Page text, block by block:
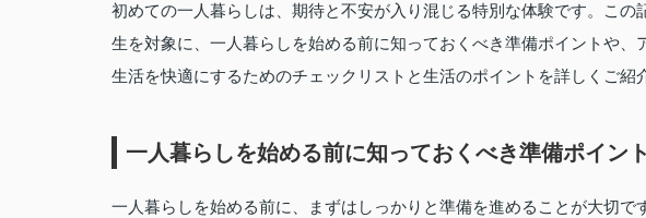
初めての一人暮らしは、期待と不安が入り混じる特別な体験です。こ
生を対象に、一人暮らしを始める前に知っておくべき準備ポイントや
生活を快適にするためのチェックリストと生活のポイントを詳しくご紹
一人暮らしを始める前に知っておくべき準備ポイント
一人暮らしを始める前に、まずはしっかりと準備を進めることが大切